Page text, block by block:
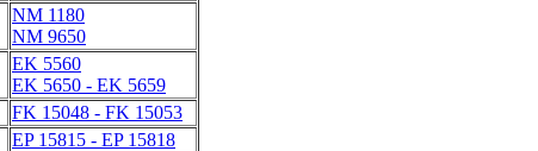
NM 1180
NM 9650
EK 5560
EK 5650 - EK 5659
FK 15048 - FK 15053
EP 15815 - EP 15818